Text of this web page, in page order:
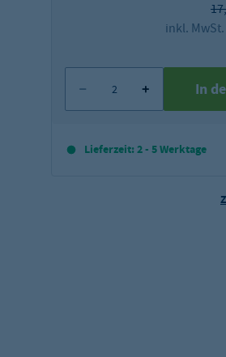
inkl.
In
Lieferzeit: 2 - 5 Werktage